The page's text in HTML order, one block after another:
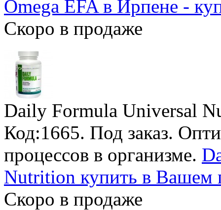
Omega EFA в Ирпене -
Скоро в продаже
Daily Formula Universal
Код:1665. Под заказ.
процессов в организме.
Nutrition купить в Вашем
Скоро в продаже